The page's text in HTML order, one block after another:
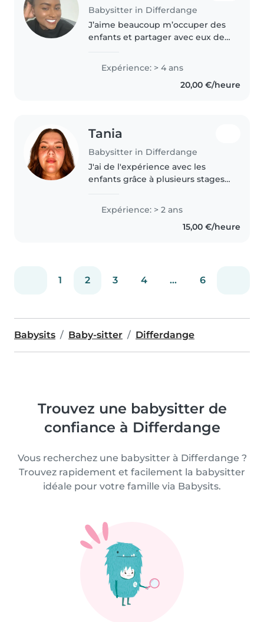
Babysitter in Differdange
J’aime beaucoup m’occuper des
enfants et partager avec eux des
et d’apprentissage. Je suis une
personne de confiance,
souriante et bienveillante. Mon..
Expérience: > 4 ans
20,00 €/heure
Tania
Babysitter in Differdange
J'ai de l'expérience avec les
enfants grâce à plusieurs stages
dans un foyer de jour et dans
une crèche. En plus de cela, je
suis tante de cinq neveux..
Expérience: > 2 ans
15,00 €/heure
1 2 3 4 ... 6
Babysits Baby-sitter Differdange
Trouvez une babysitter de
confiance à Differdange
Vous recherchez une babysitter à Differdange ?
Trouvez rapidement et facilement la babysitter
idéale pour votre famille via Babysits.